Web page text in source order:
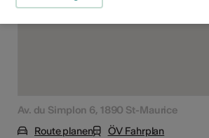
Av. du Simplon 6, 1890 St-Maurice
Route planen
ÖV Fahrplan